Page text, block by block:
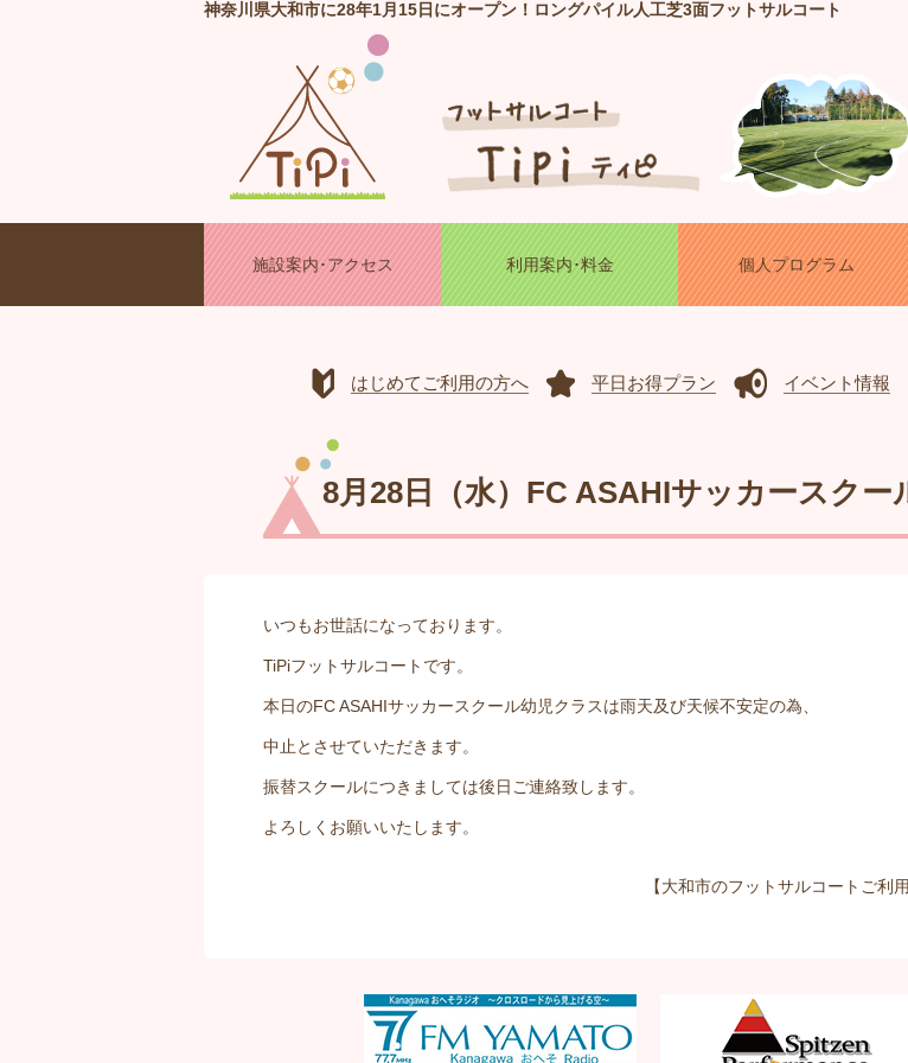
神奈川県大和市に28年1月15日にオープン！ロングパイル人工芝3面フットサルコート
施設案内･アクセス 利用案内･料金 個人プログラム
はじめてご利用の方へ 平日お得プラン イベント情報
8月28日（水）FC ASAHIサッカースク
いつもお世話になっております。
TiPiフットサルコートです。
本日のFC ASAHIサッカースクール幼児クラスは雨天及び天候不安定の為、
中止とさせていただきます。
振替スクールにつきましては後日ご連絡致します。
よろしくお願いいたします。
【大和市のフットサルコートご